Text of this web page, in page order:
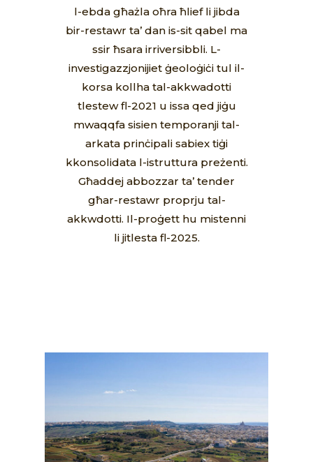
l-ebda għażla oħra ħlief li jibda
bir-restawr ta’ dan is-sit qabel ma
ssir ħsara irriversibbli. L-
investigazzjonijiet ġeoloġiċi tul il-
korsa kollha tal-akkwadotti
tlestew fl-2021 u issa qed jiġu
mwaqqfa sisien temporanji tal-
arkata prinċipali sabiex tiġi
kkonsolidata l-istruttura preżenti.
Għaddej abbozzar ta’ tender
għar-restawr proprju tal-
akkwdotti. Il-proġett hu mistenni
li jitlesta fl-2025.